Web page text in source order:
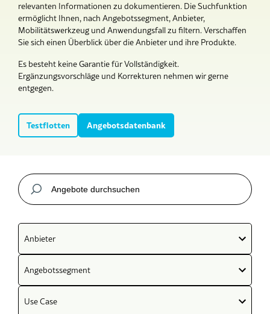
relevanten Informationen zu dokumentieren. Die Suchfunktion
ermöglicht Ihnen, nach Angebotssegment, Anbieter,
Mobilitätswerkzeug und Anwendungsfall zu filtern. Verschaffen
Sie sich einen Überblick über die Anbieter und ihre Produkte.
Es besteht keine Garantie für Vollständigkeit.
Ergänzungsvorschläge und Korrekturen nehmen wir gerne
entgegen.
Testflotten Angebotsdatenbank
Anbieter
Angebotssegment
Use Case